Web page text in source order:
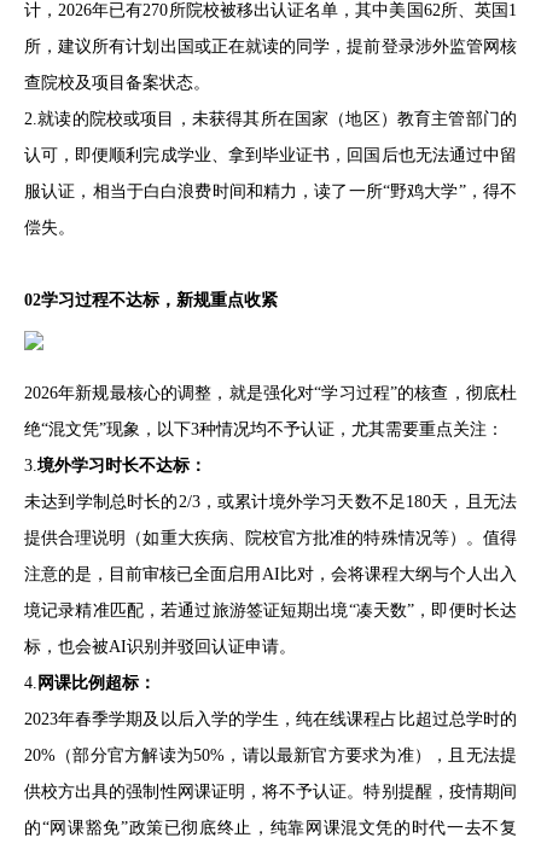
计，2026年已有270所院校被移出认证名单，其中美国62所、英国1
所，建议所有计划出国或正在就读的同学，提前登录涉外监管网核
查院校及项目备案状态。
2.就读的院校或项目，未获得其所在国家（地区）教育主管部门的
认可，即便顺利完成学业、拿到毕业证书，回国后也无法通过中留
服认证，相当于白白浪费时间和精力，读了一所“野鸡大学”，得不
偿失。
02学习过程不达标，新规重点收紧
2026年新规最核心的调整，就是强化对“学习过程”的核查，彻底杜
绝“混文凭”现象，以下3种情况均不予认证，尤其需要重点关注：
3.境外学习时长不达标：
未达到学制总时长的2/3，或累计境外学习天数不足180天，且无法
提供合理说明（如重大疾病、院校官方批准的特殊情况等）。值得
注意的是，目前审核已全面启用AI比对，会将课程大纲与个人出入
境记录精准匹配，若通过旅游签证短期出境“凑天数”，即便时长达
标，也会被AI识别并驳回认证申请。
4. 网课比例超标：
2023年春季学期及以后入学的学生，纯在线课程占比超过总学时的
20%（部分官方解读为50%，请以最新官方要求为准），且无法提
供校方出具的强制性网课证明，将不予认证。特别提醒，疫情期间
的“网课豁免”政策已彻底终止，纯靠网课混文凭的时代一去不复